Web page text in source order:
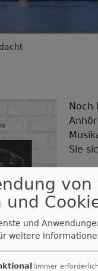
Noch
Sie
Zum
und
und
weitere
(immer